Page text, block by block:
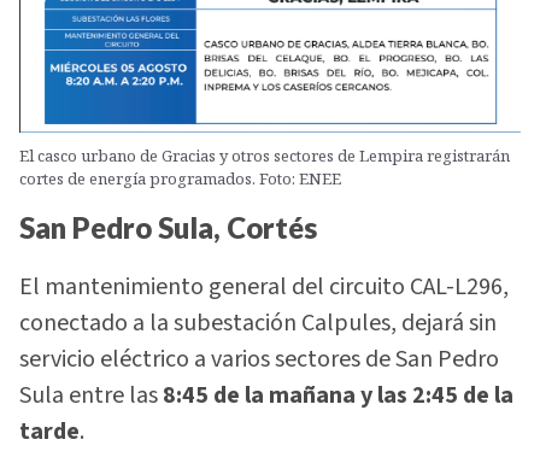
El casco urbano de Gracias y otros sectores de Lempira registrarán
cortes de energía programados. Foto: ENEE
San Pedro Sula, Cortés
El mantenimiento general del circuito CAL-L296,
conectado a la subestación Calpules, dejará sin
servicio eléctrico a varios sectores de San Pedro
Sula entre las8:45 de la mañana y las 2:45 de la
tarde.